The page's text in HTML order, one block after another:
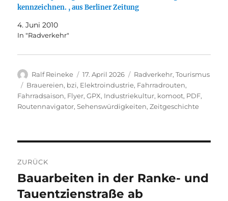
kennzeichnen. , aus Berliner Zeitung
4. Juni 2010
In "Radverkehr"
Autor
Ralf Reineke
Veröffentlicht
am
17. April 2026 Kategorien
Radverkehr,Tourismus
Schlagwörter
Brauereien, bzi, Elektroindustrie, Fahrradrouten,
Fahrradsaison, Flyer,GPX, Industriekultur, komoot, PDF,
Routennavigator,Sehenswürdigkeiten,Zeitgeschichte
ZURÜCK
Vorheriger
Beitrag:
Bauarbeiten in der Ranke- und
Tauentzienstraße ab